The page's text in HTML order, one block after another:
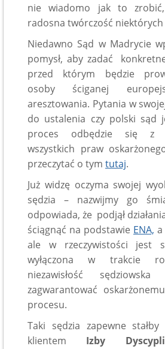
nie wiadomo jak to
radosna twórczość niektórych
Niedawno Sąd w Madrycie
pomysł, aby zadać
przed którym będzie
osoby ściganej
aresztowania. Pytania w
do ustalenia czy polski sąd
proces odbędzie się z
wszystkich praw
przeczytać o tym tutaj.
Już widzę oczyma swojej
sędzia – nazwijmy go
odpowiada, że podjął
ściągnąć na podstawie ENA,
ale w rzeczywistości jest
wyłączona w trakcie
niezawisłość
zagwarantować
procesu.
Taki sędzia zapewne
klientem Izby